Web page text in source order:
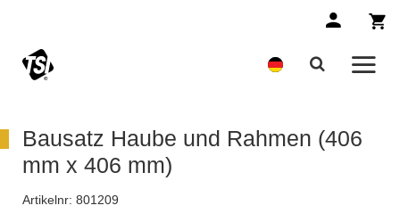
Bausatz Haube und Rahmen (406
mm x 406 mm)
Artikelnr: 801209